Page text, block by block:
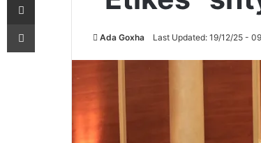
Ada Goxha Last Updated: 19/12/25 -